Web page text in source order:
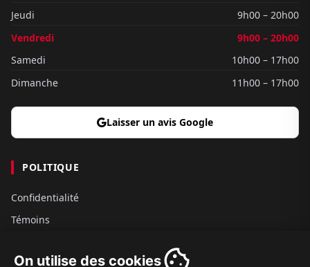
On utilise des cookies
Jeudi
9h00 – 20h00
Vendredi
9h00 – 20h00
Samedi
10h00 – 17h00
Dimanche
11h00 – 17h00
Laisser un avis Google
POLITIQUE
Confidentialité
Témoins
Conditions